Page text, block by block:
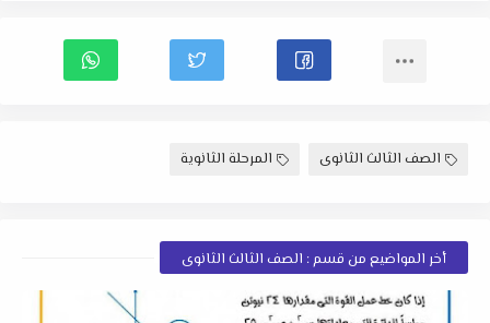
الصف الثالث الثانوى المرحلة الثانوية
أخر المواضيع من قسم : الصف الثالث الثانوى